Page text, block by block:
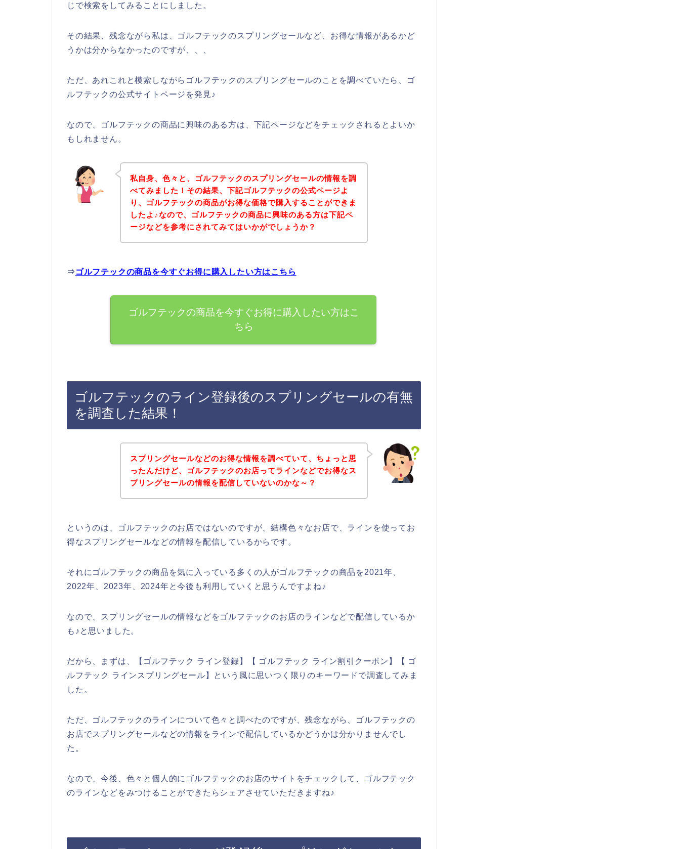
じで検索をしてみることにしました。
その結果、残念ながら私は、ゴルフテックのスプリングセールなど、お得な情報があるかど
うかは分からなかったのですが、、、
ただ、あれこれと模索しながらゴルフテックのスプリングセールのことを調べていたら、ゴ
ルフテックの公式サイトページを発見♪
なので、ゴルフテックの商品に興味のある方は、下記ページなどをチェックされるとよいか
もしれません。
私自身、色々と、ゴルフテックのスプリングセールの情報を調
べてみました！その結果、下記ゴルフテックの公式ページよ
り、ゴルフテックの商品がお得な価格で購入することができま
したよ♪なので、ゴルフテックの商品に興味のある方は下記ペ
ージなどを参考にされてみてはいかがでしょうか？
⇒ ゴルフテックの商品を今すぐお得に購入したい方はこちら
ゴルフテックの商品を今すぐお得に購入したい方はこ
ちら
ゴルフテックのライン登録後のスプリングセールの有無
を調査した結果！
スプリングセールなどのお得な情報を調べていて、ちょっと思
ったんだけど、ゴルフテックのお店ってラインなどでお得なス
プリングセールの情報を配信していないのかな～？
というのは、ゴルフテックのお店ではないのですが、結構色々なお店で、ラインを使ってお
得なスプリングセールなどの情報を配信しているからです。
それにゴルフテックの商品を気に入っている多くの人がゴルフテックの商品を2021年、
2022年、2023年、2024年と今後も利用していくと思うんですよね♪
なので、スプリングセールの情報などをゴルフテックのお店のラインなどで配信しているか
も♪と思いました。
だから、まずは、【ゴルフテック ライン登録】【 ゴルフテック ライン割引クーポン】【 ゴ
ルフテック ラインスプリングセール】という風に思いつく限りのキーワードで調査してみま
した。
ただ、ゴルフテックのラインについて色々と調べたのですが、残念ながら、ゴルフテックの
お店でスプリングセールなどの情報をラインで配信しているかどうかは分かりませんでし
た。
なので、今後、色々と個人的にゴルフテックのお店のサイトをチェックして、ゴルフテック
のラインなどをみつけることができたらシェアさせていただきますね♪